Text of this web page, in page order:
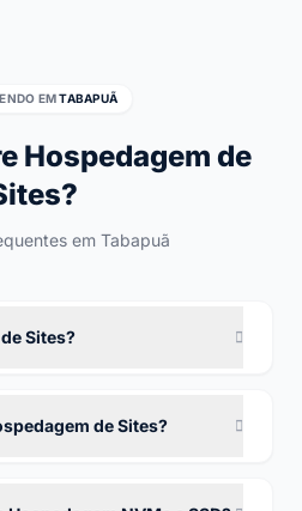
EMTABAPUÃ
Hospedagem de
em Tabapuã
Sites?
de Sites?